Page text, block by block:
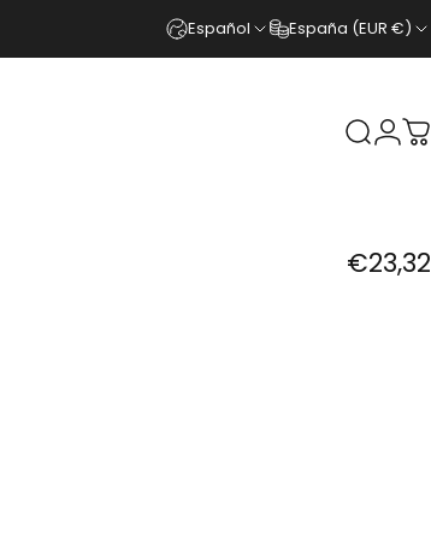
Español España (EUR €)
Buscar
€23,32